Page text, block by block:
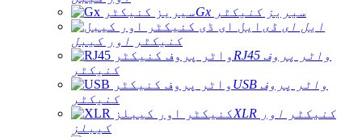
Gx سیریز کنیکٹر
ایل ای ڈی
کنیکٹر اور کیبل
RJ45 واٹر پروف
کنیکٹر
USB واٹر پروف
کنیکٹر
XLR کنیکٹر اور
کیبلز